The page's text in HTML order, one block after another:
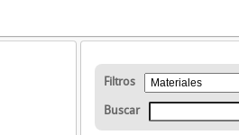
Filtros
Buscar